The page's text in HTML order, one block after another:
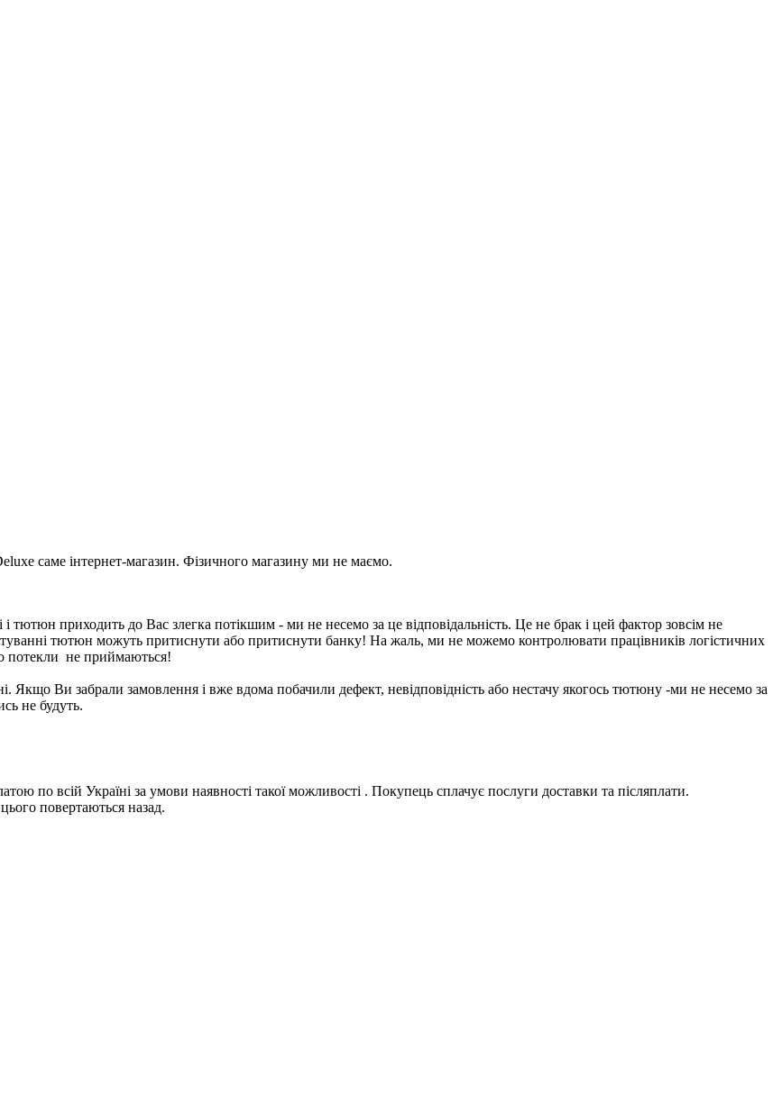
саме інтернет-магазин. Фізичного магазину ми не маємо.
приходить до Вас злегка потікшим - ми не несемо за це відповідальність. Це не брак і цей фактор зовсім не
тютюн можуть притиснути або притиснути банку! На жаль, ми не можемо контролювати працівників логістичних
потекли не приймаються!
Якщо Ви забрали замовлення і вже вдома побачили дефект, невідповідність або нестачу якогось тютюну -ми не несемо за
не будуть.
по всій Україні за умови наявності такої можливості . Покупець сплачує послуги доставки та післяплати.
повертаються назад.